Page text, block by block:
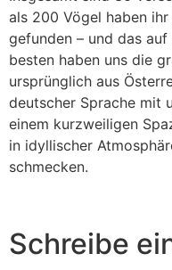
als 200 Vögel haben
gefunden – und das
besten haben uns die
ursprünglich aus
deutscher Sprache mit
einem kurzweiligen
in idyllischer
schmecken.
Schreibe